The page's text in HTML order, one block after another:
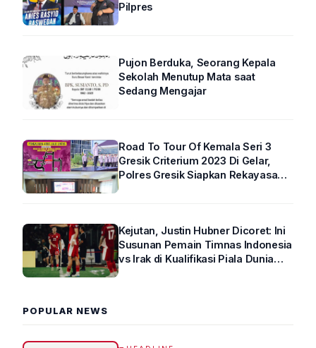
Pilpres
Pujon Berduka, Seorang Kepala
Sekolah Menutup Mata saat
Sedang Mengajar
Road To Tour Of Kemala Seri 3
Gresik Criterium 2023 Di Gelar,
Polres Gresik Siapkan Rekayasa
Kejutan, Justin Hubner Dicoret: Ini
Susunan Pemain Timnas Indonesia
vs Irak di Kualifikasi Piala Dunia
POPULAR NEWS